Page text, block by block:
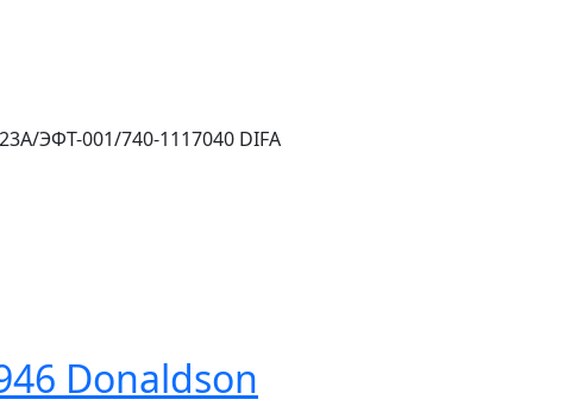
ЭФТ-001/740-1117040 DIFA
Donaldson